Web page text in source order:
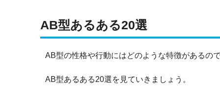
AB型あるある20選
AB型の性格や行動にはどのような特徴があるので
AB型あるある20選を見ていきましょう。